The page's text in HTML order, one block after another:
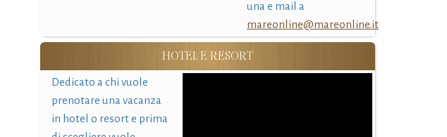
una e mail a
mareonline@mareonline.it
HOTEL E RESORT
Dedicato a chi vuole
prenotare una vacanza
in hotel o resort e prima